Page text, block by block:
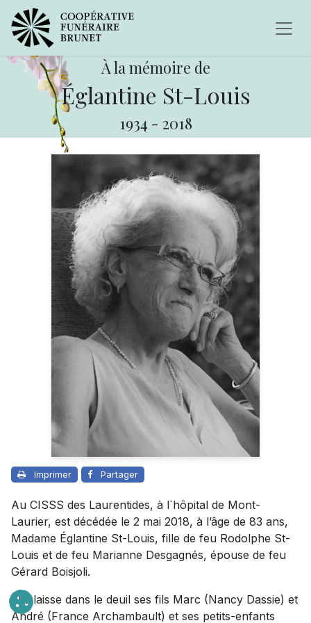
À la mémoire de
Églantine St-Louis
1934 - 2018
Imprimer Partager
Au CISSS des Laurentides, à l`hôpital de Mont-
Laurier, est décédée le 2 mai 2018, à l’âge de 83 ans,
Madame Églantine St-Louis, fille de feu Rodolphe St-
Louis et de feu Marianne Desgagnés, épouse de feu
Gérard Boisjoli.
Elle laisse dans le deuil ses fils Marc (Nancy Dassie) et
André (France Archambault) et ses petits-enfants